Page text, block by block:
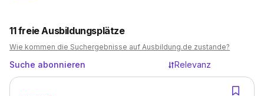
11freie Ausbildungsplätze
Wie kommen die Suchergebnisse auf Ausbildung.de zustande?
Suche abonnieren Relevanz